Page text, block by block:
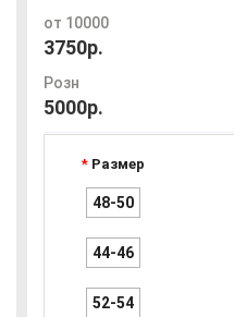
от 10000
3750р.
Розн
5000р.
Размер
48-50
44-46
52-54